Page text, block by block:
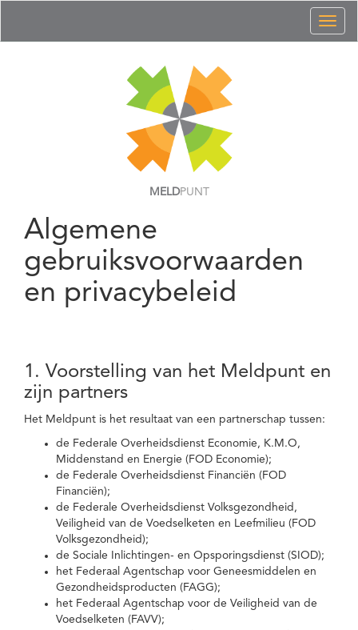
MELDPUNT
Algemene
gebruiksvoorwaarden
en privacybeleid
1. Voorstelling van het Meldpunt en
zijn partners
Het Meldpunt is het resultaat van een partnerschap tussen:
de Federale Overheidsdienst Economie, K.M.O,
Middenstand en Energie (FOD Economie);
de Federale Overheidsdienst Financiën (FOD
Financiën);
de Federale Overheidsdienst Volksgezondheid,
Veiligheid van de Voedselketen en Leefmilieu (FOD
Volksgezondheid);
de Sociale Inlichtingen- en Opsporingsdienst (SIOD);
het Federaal Agentschap voor Geneesmiddelen en
Gezondheidsproducten (FAGG);
het Federaal Agentschap voor de Veiligheid van de
Voedselketen (FAVV);